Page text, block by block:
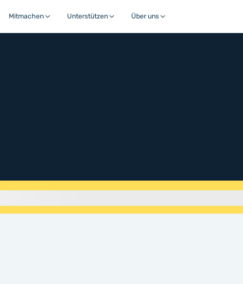
Mitmachen Unterstützen Über uns